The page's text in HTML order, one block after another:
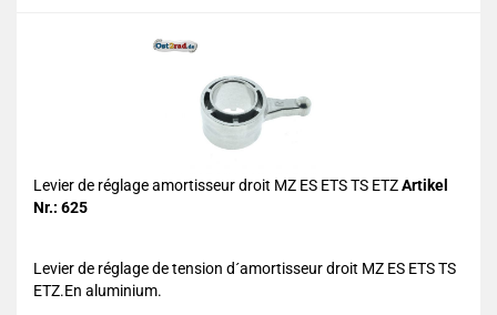
Levier de réglage amortisseur droit MZ ES ETS TS ETZArtikel
Nr.: 625
Levier de réglage de tension d´amortisseur droit MZ ES ETS TS
ETZ.En aluminium.